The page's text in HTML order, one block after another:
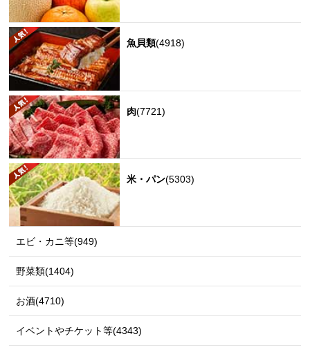
魚貝類(4918)
肉(7721)
米・パン(5303)
エビ・カニ等(949)
野菜類(1404)
お酒(4710)
イベントやチケット等(4343)